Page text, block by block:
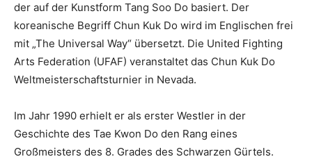
der auf der Kunstform Tang Soo Do basiert. Der
koreanische Begriff Chun Kuk Do wird im Englischen frei
mit „The Universal Way“ übersetzt. Die United Fighting
Arts Federation (UFAF) veranstaltet das Chun Kuk Do
Weltmeisterschaftsturnier in Nevada.
Im Jahr 1990 erhielt er als erster Westler in der
Geschichte des Tae Kwon Do den Rang eines
Großmeisters des 8. Grades des Schwarzen Gürtels.